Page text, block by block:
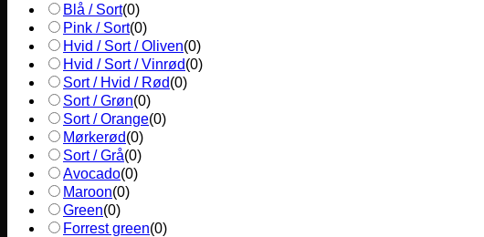
Blå / Sort(0)
Pink / Sort(0)
Hvid / Sort / Oliven(0)
Hvid / Sort / Vinrød(0)
Sort / Hvid / Rød(0)
Sort / Grøn(0)
Sort / Orange(0)
Mørkerød(0)
Sort / Grå(0)
Avocado(0)
Maroon(0)
Green(0)
Forrest green(0)